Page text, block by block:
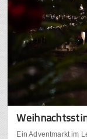
Ein Adventmarkt im